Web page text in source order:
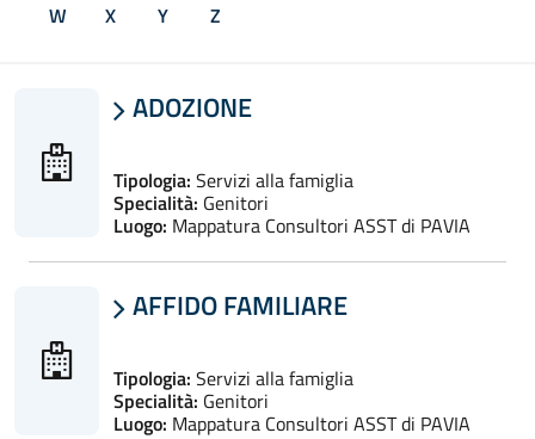
W
X Y Z
 ADOZIONE
Tipologia: Servizi alla famiglia
Specialità: Genitori
Luogo: Mappatura Consultori ASST di PAVIA
 AFFIDO FAMILIARE
Tipologia: Servizi alla famiglia
Specialità: Genitori
Luogo: Mappatura Consultori ASST di PAVIA